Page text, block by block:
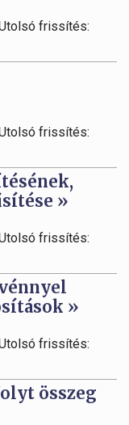
frissítés:
frissítés:
»
frissítés:
»
frissítés:
összeg